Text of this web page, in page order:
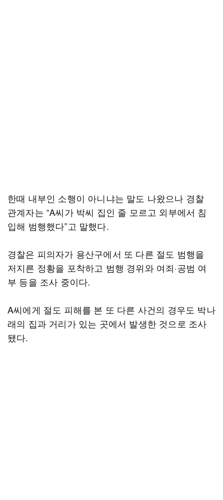
한때 내부인 소행이 아니냐는 말도 나왔으나 경찰
관계자는 “A씨가 박씨 집인 줄 모르고 외부에서 침
입해 범행했다”고 말했다.
경찰은 피의자가 용산구에서 또 다른 절도 범행을
저지른 정황을 포착하고 범행 경위와 여죄·공범 여
부 등을 조사 중이다.
A씨에게 절도 피해를 본 또 다른 사건의 경우도 박나
래의 집과 거리가 있는 곳에서 발생한 것으로 조사
됐다.